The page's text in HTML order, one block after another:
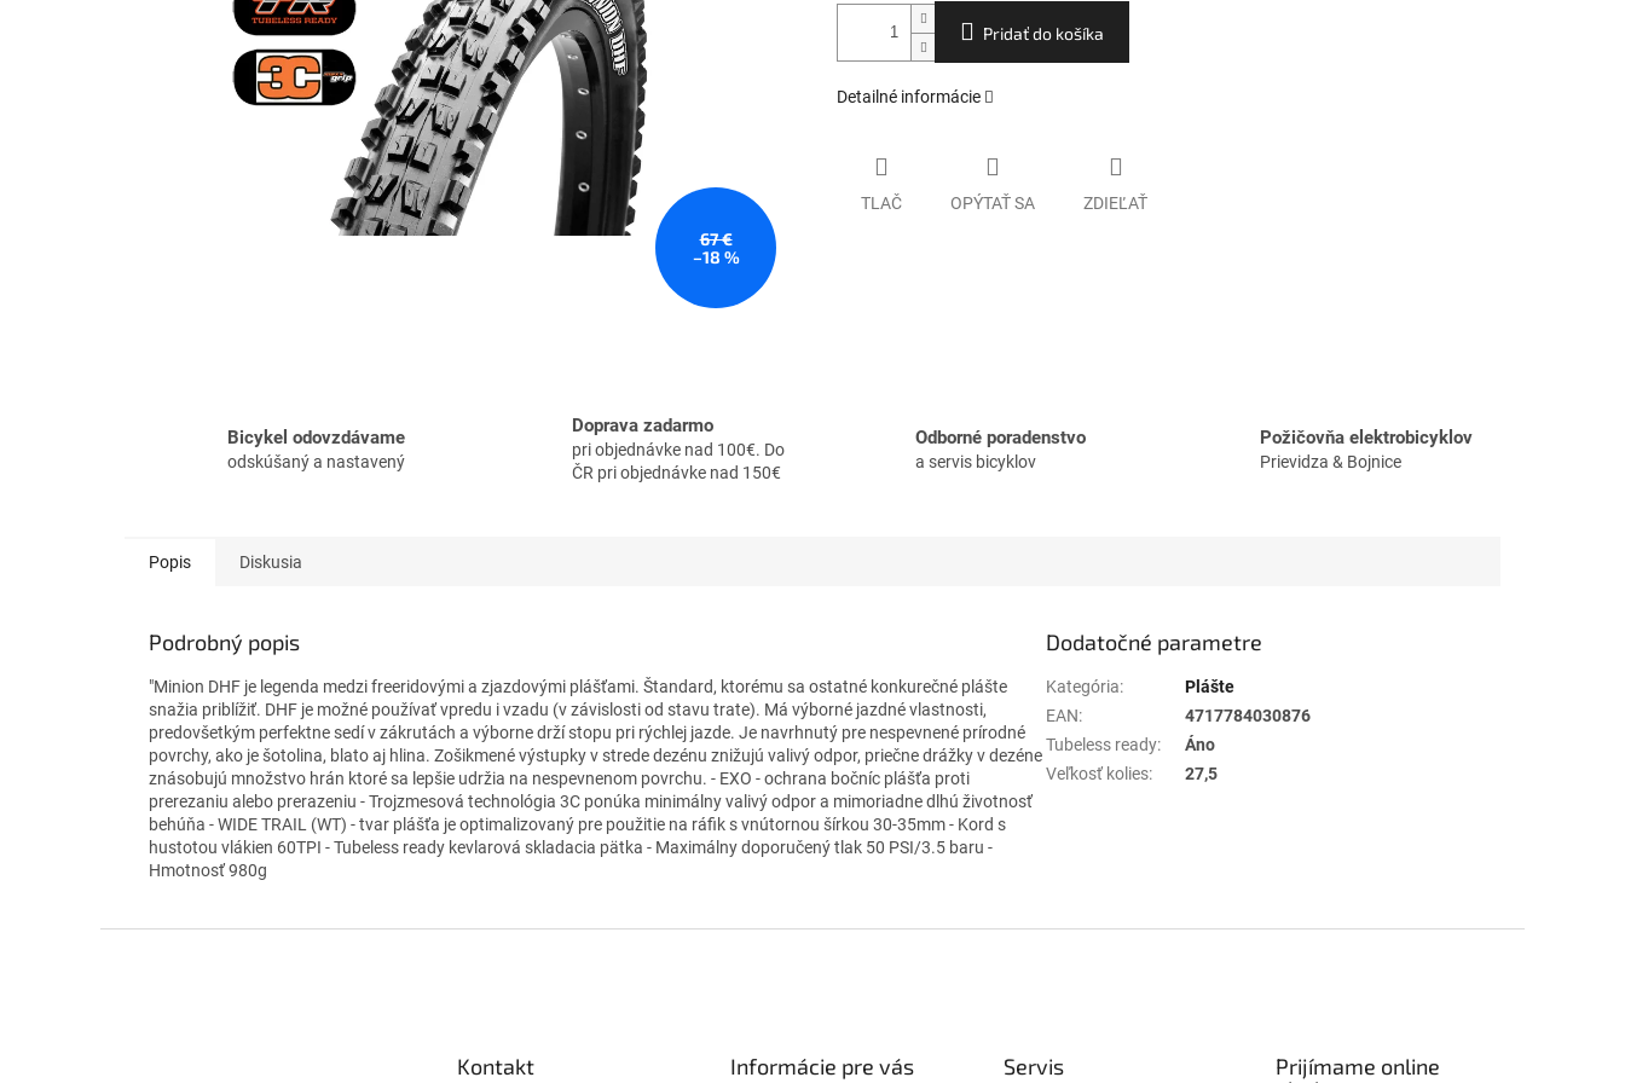
67 €
–18 %
Pridať do košíka
Detailné informácie
TLAČ OPÝTAŤ SA ZDIEĽAŤ
Bicykel odovzdávame
odskúšaný a nastavený
Doprava zadarmo
pri objednávke nad 100€. Do
ČR pri objednávke nad 150€
Odborné poradenstvo
a servis bicyklov
Požičovňa elektrobicyklov
Prievidza & Bojnice
Popis Diskusia
Podrobný popis
"Minion DHF je legenda medzi freeridovými a zjazdovými plášťami. Štandard, ktorému sa ostatné konkurečné plášte
snažia priblížiť. DHF je možné používať vpredu i vzadu (v závislosti od stavu trate). Má výborné jazdné vlastnosti,
predovšetkým perfektne sedí v zákrutách a výborne drží stopu pri rýchlej jazde. Je navrhnutý pre nespevnené prírodné
povrchy, ako je šotolina, blato aj hlina. Zošikmené výstupky v strede dezénu znižujú valivý odpor, priečne drážky v dezéne
znásobujú množstvo hrán ktoré sa lepšie udržia na nespevnenom povrchu. - EXO - ochrana bočníc plášťa proti
prerezaniu alebo prerazeniu - Trojzmesová technológia 3C ponúka minimálny valivý odpor a mimoriadne dlhú životnosť
behúňa - WIDE TRAIL (WT) - tvar plášťa je optimalizovaný pre použitie na ráfik s vnútornou šírkou 30-35mm - Kord s
hustotou vlákien 60TPI - Tubeless ready kevlarová skladacia pätka - Maximálny doporučený tlak 50 PSI/3.5 baru -
Hmotnosť 980g
Dodatočné parametre
Kategória:
Plášte
EAN:
4717784030876
Tubeless ready:
Áno
Veľkosť kolies: 27,5
Kontakt Informácie pre vás Servis
Prijímame online